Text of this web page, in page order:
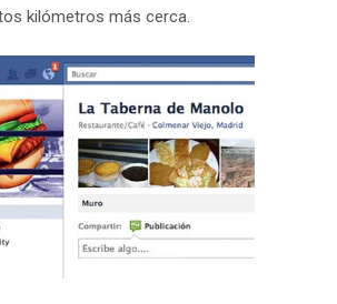
kilómetros más cerca.